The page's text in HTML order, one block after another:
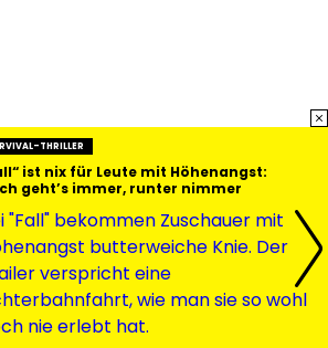
THRILLER
ist nix für Leute mit Höhenangst:
geht’s immer, runter nimmer
"Fall" bekommen Zuschauer mit
butterweiche Knie. Der
verspricht eine
wie man sie so wohl
nie erlebt hat.